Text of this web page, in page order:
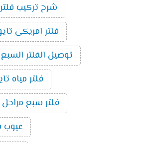
شرح تركيب فلتر 7 مراحل
فلتر امريكى تايوانى
توصيل الفلتر
فلتر مياه
فلتر سبع
عيوب